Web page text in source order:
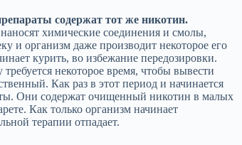
содержат тот же никотин.
химические соединения и смолы,
и организм даже производит некоторое его
курить, во избежание передозировки.
некоторое время, чтобы вывести
Как раз в этот период и начинается
Они содержат очищенный никотин в малых
Как только организм начинает
терапии отпадает.